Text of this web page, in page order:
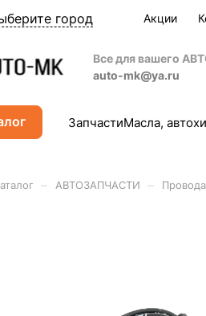
город Акции
Все для вашего
auto-mk@ya.ru
ЗапчастиМасла,
АВТОЗАПЧАСТИ